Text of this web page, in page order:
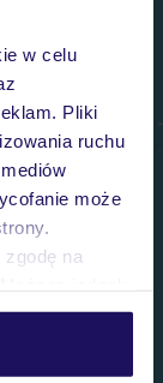
w celu
Pliki
ruchu
może
na
znajdziesz